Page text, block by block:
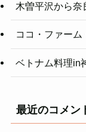
木曽平沢から奈
ココ・ファー
ベトナム料理in
最近のコメン